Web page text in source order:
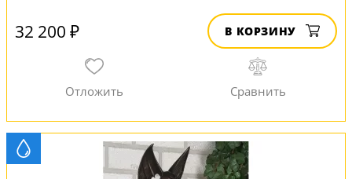
32 200 ₽ В КОРЗИНУ